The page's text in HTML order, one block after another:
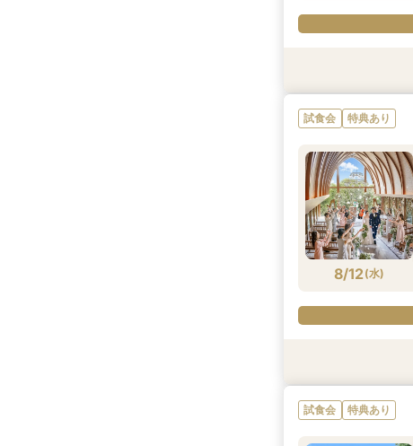
8/11(火)
8/11(火)
8/11(火)
8/11(火)
8/11(火)
試食会 特典あり
8/12(水)
試食会 特典あり